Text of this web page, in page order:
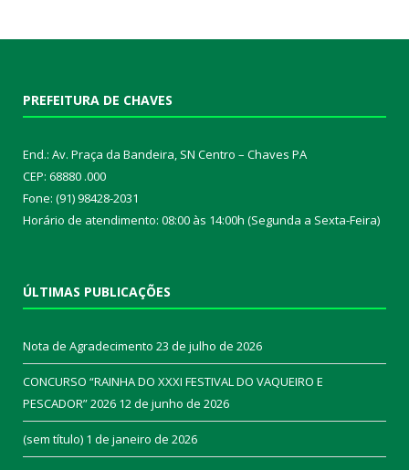
PREFEITURA DE CHAVES
End.: Av. Praça da Bandeira, SN Centro – Chaves PA
CEP: 68880 .000
Fone: (91) 98428-2031
Horário de atendimento: 08:00 às 14:00h (Segunda a Sexta-Feira)
ÚLTIMAS PUBLICAÇÕES
Nota de Agradecimento 23 de julho de 2026
CONCURSO “RAINHA DO XXXI FESTIVAL DO VAQUEIRO E
PESCADOR” 2026 12 de junho de 2026
(sem título) 1 de janeiro de 2026